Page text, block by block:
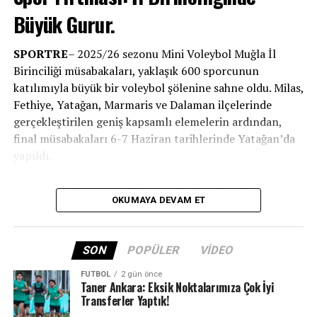
Tüm Kategorilerde İlk Dört İçindeyiz
Bu sezon Muğla Altyapı Süper Lig ve Gelişim Ligleri’nde
yer alan tüm kategorilerde üstün bir grafik çizen
dört içerisinde yer alarak 3 ayrı kategoride İl Birinciliği
kazanma başarısı gösterdi.
Konuyla ilgili açıklamalarda bulunan Bodrum İhtisasspor
Cem İpçi; “Bu sezon Muğla voleyboluna damga
vuran sporcularımızın ve onları yetiştiren
antrenörlerimizin azimli çalışmaları sonuçlarını verdi.
Kulüp olarak tüm kategorilerde istikrarlı bir şekilde ilk
Büyük Gurur.
SPORTRE– 2025/26 sezonu Mini Voleybol Muğla İl
Birinciliği müsabakaları, yaklaşık 600 sporcunun
katılımıyla büyük bir voleybol şölenine sahne oldu. Milas,
Fethiye, Yatağan, Marmaris ve Dalaman ilçelerinde
gerçekleştirilen geniş kapsamlı elemelerin ardından,
final müsabakaları 6-7 Haziran tarihlerinde Yatağan’da
yapıldı.
Altyapı Başarısı Zirveyle Taçlandı
OKUMAYA DEVAM ET
SON POPÜLER VIDEO
FUTBOL 2 gün önce
Taner Ankara: Eksik Noktalarımıza Çok İyi
Transferler Yaptık!